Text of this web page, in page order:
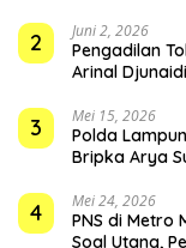
2 Juni 2, 2026
Pengadilan
Arinal Djunaidi
3 Mei 15, 2026
Polda
Bripka Arya
4 Mei 24, 2026
PNS di Metro
Soal Utang,